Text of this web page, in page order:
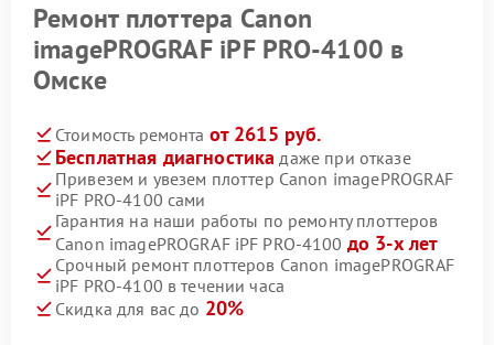
Ремонт плоттера Canon
imagePROGRAF iPF PRO-4100 в
Омске
Стоимость ремонта от 2615 руб.
Бесплатная диагностика даже при отказе
Привезем и увезем плоттер Canon imagePROGRAF
iPF PRO-4100 сами
Гарантия на наши работы по ремонту плоттеров
Canon imagePROGRAF iPF PRO-4100 до 3-х лет
Срочный ремонт плоттеров Canon imagePROGRAF
iPF PRO-4100 в течении часа
Скидка для вас до 20%